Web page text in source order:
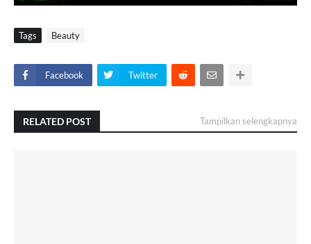
Tags Beauty
Facebook Twitter
RELATED POST Tampilkan selengkapnya